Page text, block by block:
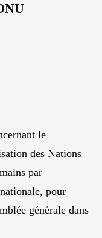
le
des Nations
par
pour
générale dans